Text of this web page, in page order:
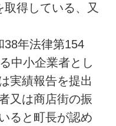
得している、又
38年法律第154
中小企業者とし
実績報告を提出
又は商店街の振
ると町長が認め